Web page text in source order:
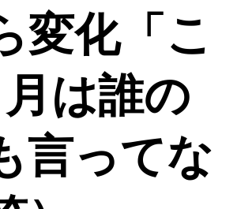
変化「こ
は誰の
言ってな